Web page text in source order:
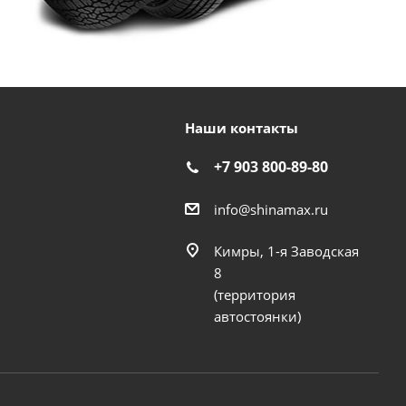
Наши контакты
+7 903 800-89-80
info@shinamax.ru
Кимры, 1-я Заводская
8
(территория
автостоянки)